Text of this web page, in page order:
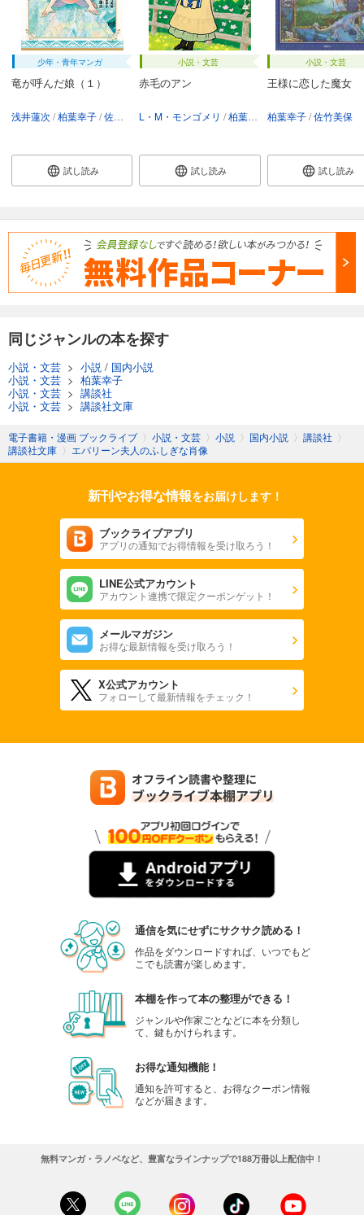
少年・青年マンガ
竜が呼んだ娘（１）
浅井蓮次 柏葉幸子 佐竹美保
試し読み
小説・文芸
赤毛のアン
L・M・モンゴメリ 柏葉幸子 垂石眞子
試し読み
小説・文芸
王様に恋した魔女
柏葉幸子 佐竹美保
試し読み
同じジャンルの本を探す
小説・文芸 > 小説 / 国内小説
小説・文芸 > 柏葉幸子
小説・文芸 > 講談社
小説・文芸 > 講談社文庫
電子書籍・漫画 ブックライブ 〉 小説・文芸 〉 小説 〉 国内小説 〉 講談社 〉
講談社文庫 〉 エバリーン夫人のふしぎな肖像
新刊やお得な情報をお届けします！
ブックライブアプリ
アプリの通知でお得情報を受け取ろう！
LINE公式アカウント
アカウント連携で限定クーポンゲット！
メールマガジン
お得な最新情報を受け取ろう！
X公式アカウント
フォローして最新情報をチェック！
通信を気にせずにサクサク読める！
作品をダウンロードすれば、いつでもど
こでも読書が楽しめます。
本棚を作って本の整理ができる！
ジャンルや作家ごとなどに本を分類し
て、鍵もかけられます。
お得な通知機能！
通知を許可すると、お得なクーポン情報
などが届きます。
無料マンガ・ラノベなど、豊富なラインナップで188万冊以上配信中！